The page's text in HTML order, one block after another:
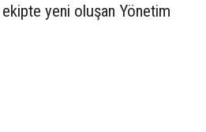
ekipte yeni oluşan Yönetim